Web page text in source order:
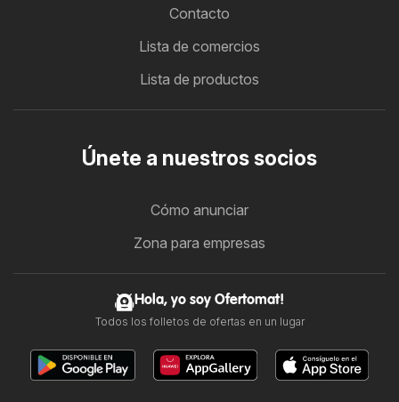
Contacto
Lista de comercios
Lista de productos
Únete a nuestros socios
Cómo anunciar
Zona para empresas
Hola, yo soy Ofertomat!
Todos los folletos de ofertas en un lugar